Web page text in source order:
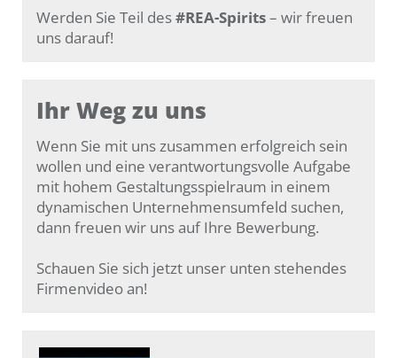
Werden Sie Teil des#REA-Spirits– wir freuen
uns darauf!
Ihr Weg zu uns
Wenn Sie mit uns zusammen erfolgreich sein
wollen und eine verantwortungsvolle Aufgabe
mit hohem Gestaltungsspielraum in einem
dynamischen Unternehmensumfeld suchen,
dann freuen wir uns auf Ihre Bewerbung.
Schauen Sie sich jetzt unser unten stehendes
Firmenvideo an!